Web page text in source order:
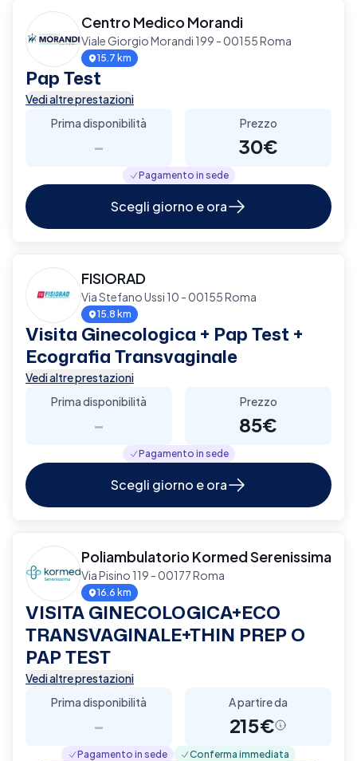
Centro Medico Morandi
Viale Giorgio Morandi 199 - 00155 Roma
15.7 km
Pap Test
Vedi altre prestazioni
Prima disponibilità
-
Prezzo
30€
Pagamento in sede
Scegli giorno e ora
FISIORAD
Via Stefano Ussi 10 - 00155 Roma
15.8 km
Visita Ginecologica + Pap Test +
Ecografia Transvaginale
Vedi altre prestazioni
Prima disponibilità
-
Prezzo
85€
Pagamento in sede
Scegli giorno e ora
Poliambulatorio Kormed Serenissima
Via Pisino 119 - 00177 Roma
16.6 km
VISITA GINECOLOGICA+ECO
TRANSVAGINALE+THIN PREP O
PAP TEST
Vedi altre prestazioni
Prima disponibilità
-
A partire da
215€
Pagamento in sede Conferma immediata